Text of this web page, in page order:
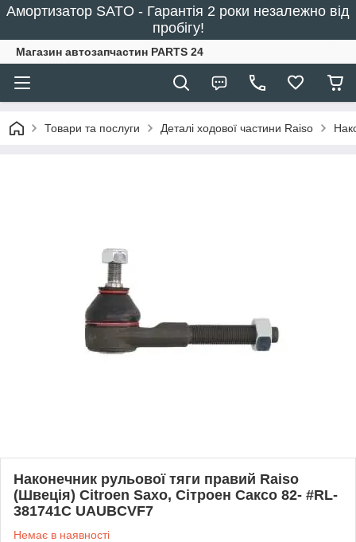
Амортизатор SATO - Гарантія 2 роки незалежно від
пробігу!
Магазин автозапчастин PARTS 24
Товари та послуги Деталі ходової частини Raiso
Наконечник рульової тяги правий Raiso
(Швеція) Citroen Saxo, Сітроен Саксо 82- #RL-
381741C UAUBCVF7
Немає в наявності